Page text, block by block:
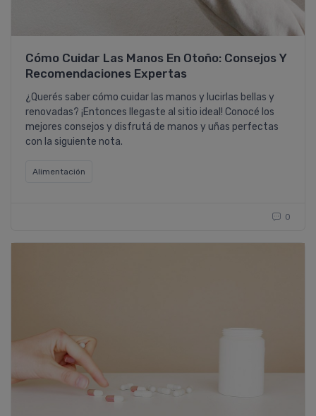
Cómo Cuidar Las Manos En Otoño: Consejos Y
Recomendaciones Expertas
¿Querés saber cómo cuidar las manos y lucirlas bellas y
renovadas? ¡Entonces llegaste al sitio ideal! Conocé los
mejores consejos y disfrutá de manos y uñas perfectas
con la siguiente nota.
Alimentación
0